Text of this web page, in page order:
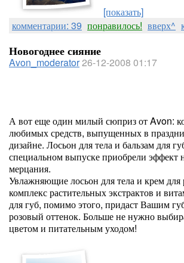
[показать]
комментарии: 39 понравилось! вверх^
Новогоднее сияние
Avon_moderator26-12-2008 01:17
А вот еще один милый сюприз от Avon:
любимых средств, выпущенных в
дизайне. Лосьон для тела и бальзам для
специальном выпуске приобрели эффект
мерцания.
Увлажняющие лосьон для тела и крем для
комплекс растительных экстрактов и
для губ, помимо этого, придаст Вашим
розовый оттенок. Больше не нужно
цветом и питательным уходом!